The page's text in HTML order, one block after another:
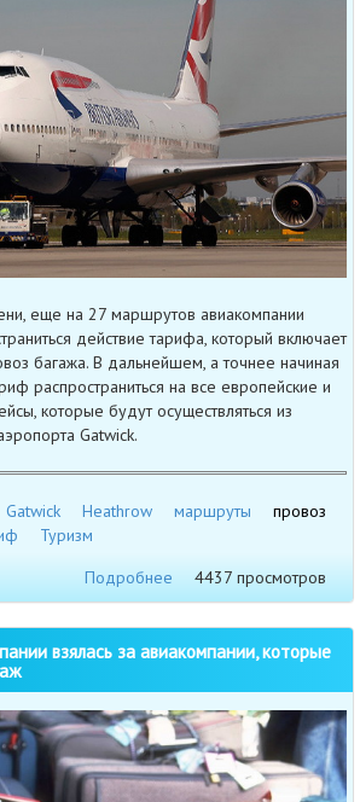
еще на 27 маршрутов авиакомпании
действие тарифа, который включает
багажа. В дальнейшем, а точнее начиная
распространиться на все европейские и
которые будут осуществляться из
Gatwick.
Gatwick Heathrow маршруты
провоз
Туризм
Подробнее
4437 просмотров
взялась за авиакомпании, которые